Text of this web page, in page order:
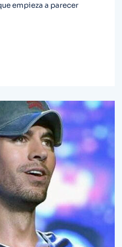
empieza a parecer